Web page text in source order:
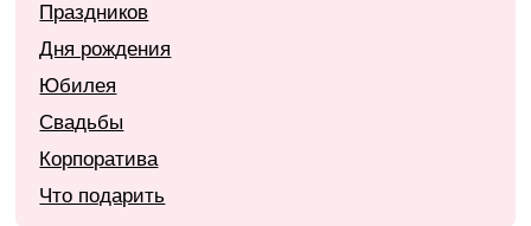
Праздников
Дня рождения
Юбилея
Свадьбы
Корпоратива
Что подарить